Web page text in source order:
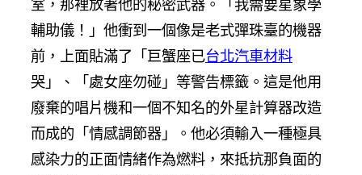
室，那裡放著他的秘密武器。「我需要星象學
輔助儀！」他衝到一個像是老式彈珠臺的機器
前，上面貼滿了「巨蟹座已台北汽車材料
哭」、「處女座勿碰」等警告標籤。這是他用
廢棄的唱片機和一個不知名的外星計算器改造
而成的「情感調節器」。他必須輸入一種極具
感染力的正面情緒作為燃料，來抵抗那負面的